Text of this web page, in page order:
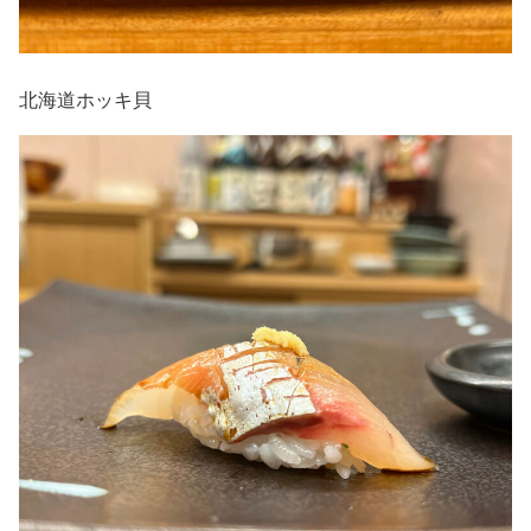
北海道ホッキ貝